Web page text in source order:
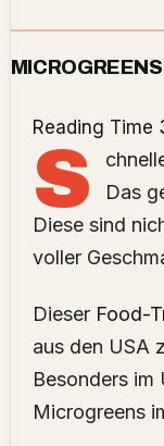
S
Das
Diese sind
voller
Dieser Food-
aus den USA
Besonders im
Microgreens